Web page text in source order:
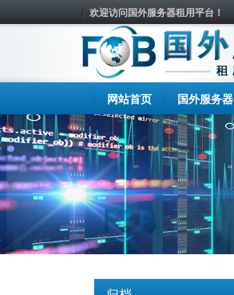
欢迎访问国外服务器租用平台！
网站首页 国外服务器